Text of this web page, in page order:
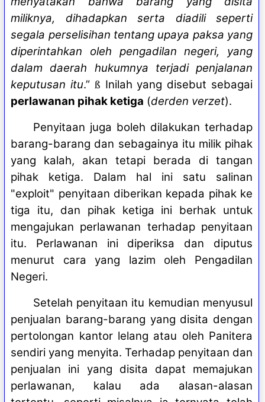
miliknya, dihadapkan serta diadili seperti
segala perselisihan tentang upaya paksa yang
diperintahkan oleh pengadilan negeri, yang
dalam daerah hukumnya terjadi penjalanan
keputusan itu.” ß Inilah yang disebut sebagai
perlawanan pihak ketiga (derden verzet).
Penyitaan juga boleh dilakukan terhadap
barang-barang dan sebagainya itu milik pihak
yang kalah, akan tetapi berada di tangan
pihak ketiga. Dalam hal ini satu salinan
"exploit" penyitaan diberikan kepada pihak ke
tiga itu, dan pihak ketiga ini berhak untuk
mengajukan perlawanan terhadap penyitaan
itu. Perlawanan ini diperiksa dan diputus
menurut cara yang lazim oleh Pengadilan
Negeri.
Setelah penyitaan itu kemudian menyusul
penjualan barang-barang yang disita dengan
pertolongan kantor lelang atau oleh Panitera
sendiri yang menyita. Terhadap penyitaan dan
penjualan ini yang disita dapat memajukan
perlawanan, kalau ada alasan-alasan